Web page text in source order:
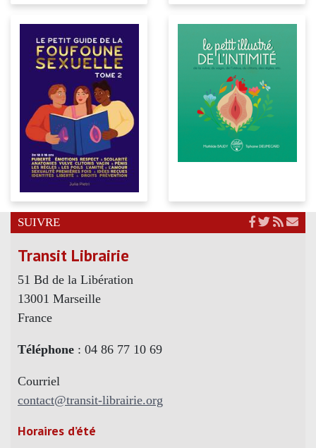
SUIVRE
Transit Librairie
51 Bd de la Libération
13001 Marseille
France
Téléphone : 04 86 77 10 69
Courriel
contact@transit-librairie.org
Horaires d’été